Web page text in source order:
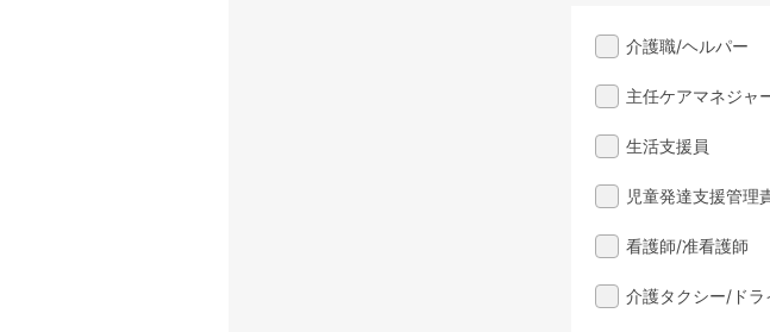
介護職/ヘルパー
主任ケアマネジャ
生活支援員
児童発達支援管理
看護師/准看護師
介護タクシー/ドラ